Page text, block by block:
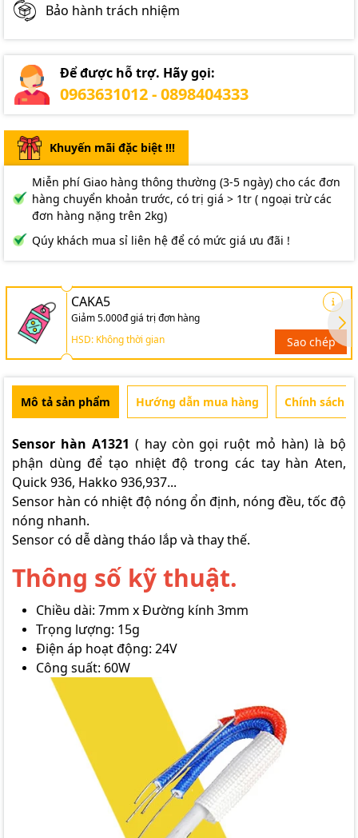
Bảo hành trách nhiệm
Để được hỗ trợ. Hãy gọi:
0963631012 - 0898404333
Khuyến mãi đặc biệt !!!
Miễn phí Giao hàng thông thường (3-5 ngày) cho các đơn
hàng chuyển khoản trước, có trị giá > 1tr ( ngoại trừ các
đơn hàng nặng trên 2kg)
Qúy khách mua sỉ liên hệ để có mức giá ưu đãi !
CAKA5
Giảm 5.000đ giá trị đơn hàng
HSD: Không thời gian
Sao chép
Mô tả sản phẩm Hướng dẫn mua hàng Chính sách
Sensor hàn A1321 ( hay còn gọi ruột mỏ hàn) là bộ
phận dùng để tạo nhiệt độ trong các tay hàn Aten,
Quick 936, Hakko 936,937...
Sensor hàn có nhiệt độ nóng ổn định, nóng đều, tốc độ
nóng nhanh.
Sensor có dễ dàng tháo lắp và thay thế.
Thông số kỹ thuật.
Chiều dài: 7mm x Đường kính 3mm
Trọng lượng: 15g
Điện áp hoạt động: 24V
Công suất: 60W